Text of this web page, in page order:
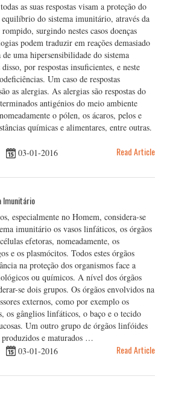
as suas respostas visam a proteção do
do sistema imunitário, através da
surgindo nestes casos doenças
podem traduzir em reações demasiado
uma hipersensibilidade do sistema
por respostas insuficientes, e neste
Um caso de respostas
as alergias. As alergias são respostas do
antigénios do meio ambiente
o pólen, os ácaros, pelos e
químicas e alimentares, entre outras.
03-01-2016 Read Article
Imunitário
especialmente no Homem, considera-se
imunitário os vasos linfáticos, os órgãos
efetoras, nomeadamente, os
e os plasmócitos. Todos estes órgãos
na proteção dos organismos face a
ou químicos. A nível dos órgãos
se dois grupos. Os órgãos envolvidos na
externos, como por exemplo os
os gânglios linfáticos, o baço e o tecido
Um outro grupo de órgãos linfóides
produzidos e maturados …
03-01-2016 Read Article